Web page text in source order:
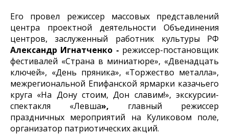
Его провел режиссер массовых представлений
центра проектной деятельности Объединения
центров, заслуженный работник культуры РФ
Александр Игнатченко - режиссер-постановщик
фестивалей «Страна в миниатюре», «Двенадцать
ключей», «День пряника», «Торжество металла»,
межрегиональной Епифанской ярмарки казачьего
круга «На Дону стоим, Дон славим!», экскурсии-
спектакля «Левша», главный режиссер
праздничных мероприятий на Куликовом поле,
организатор патриотических акций.